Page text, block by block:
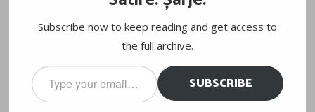
Subscribe now to keep reading and get access to
the full archive.
Type
your
email…
SUBSCRIBE